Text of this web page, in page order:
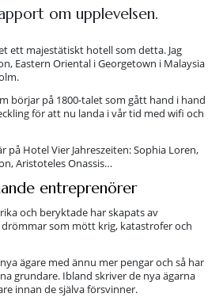
om upplevelsen.
ett majestätiskt hotell som detta. Jag
Eastern Oriental i Georgetown i Malaysia
börjar på 1800-talet som gått hand i hand
för att nu landa i vår tid med wifi och
på Hotel Vier Jahreszeiten: Sophia Loren,
Aristoteles Onassis…
entreprenörer
och beryktade har skapats av
som mött krig, katastrofer och
ägare med ännu mer pengar och så har
grundare. Ibland skriver de nya ägarna
innan de själva försvinner.